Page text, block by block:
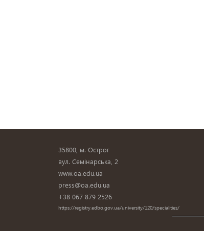
35800, м. Острог
вул. Семінарська, 2
www.oa.edu.ua
press@oa.edu.ua
+38 067 879 2526
https://registry.edbo.gov.ua/university/120/specialities/